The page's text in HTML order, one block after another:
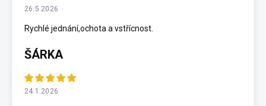
26.5.2026
Rychlé jednání,ochota a vstřícnost.
ŠÁRKA
24.1.2026